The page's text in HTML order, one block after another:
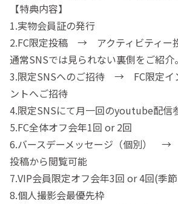
【特典内容】
1.実物会員証の発行
2.FC限定投稿 → アクティビティー投
通常SNSでは見られない裏側をご紹介。
3.限定SNSへのご招待 → FC限定イ
ントへご招待
4.限定SNSにて月一回のyoutube配信
5.FC全体オフ会年1回 or 2回
6.バースデーメッセージ（個別） →
投稿から閲覧可能
7.VIP会員限定オフ会年3回 or 4回(季
8.個人撮影会最優先枠